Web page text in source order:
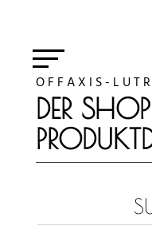
O F F A X I S - L U T
DER